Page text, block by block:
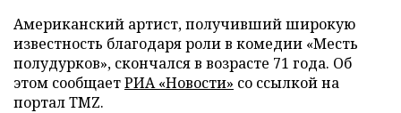
Американский артист, получивший широкую
известность благодаря роли в комедии «Месть
полудурков», скончался в возрасте 71 года. Об
этом сообщаетРИА «Новости» со ссылкой на
портал TMZ.